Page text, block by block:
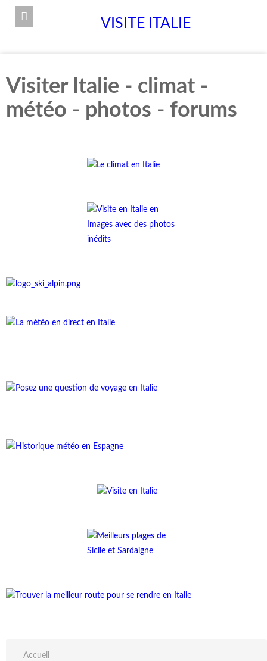
VISITE ITALIE
Visiter Italie - climat -
météo - photos - forums
Accueil